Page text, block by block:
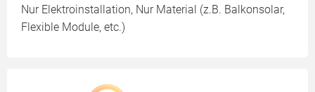
Nur Elektroinstallation, Nur Material (z.B. Balkonsolar,
Flexible Module, etc.)